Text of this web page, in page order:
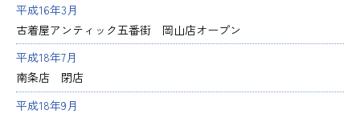
平成16年3月
古着屋アンティック五番街 岡山店オープン
平成18年7月
南条店 閉店
平成18年9月